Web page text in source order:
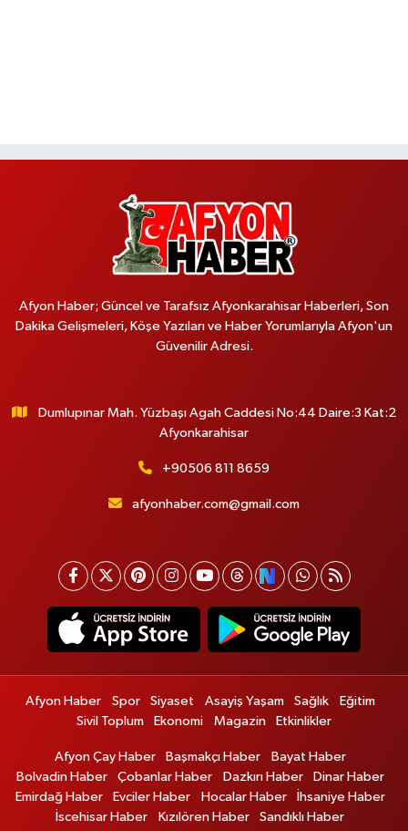
Afyon Haber; Güncel ve Tarafsız Afyonkarahisar Haberleri, Son
Dakika Gelişmeleri, Köşe Yazıları ve Haber Yorumlarıyla Afyon'un
Güvenilir Adresi.
Dumlupınar Mah. Yüzbaşı Agah Caddesi No:44 Daire:3 Kat:2
Afyonkarahisar
+90506 811 8659
afyonhaber.com@gmail.com
Afyon Haber Spor Siyaset Asayiş Yaşam Sağlık
Eğitim
Sivil Toplum
Ekonomi Magazin Etkinlikler
Afyon Çay Haber Başmakçı Haber
Bayat Haber
Bolvadin Haber
Çobanlar Haber Dazkırı Haber
Dinar Haber
Emirdağ Haber
Evciler Haber Hocalar Haber
İhsaniye Haber
İscehisar Haber
Kızılören Haber
Sandıklı Haber